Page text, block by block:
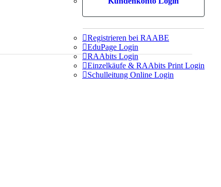
Registrieren bei RAABE
EduPage Login
RAAbits Login
Einzelkäufe & RAAbits Print Login
Schulleitung Online Login